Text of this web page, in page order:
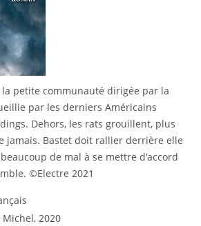
la petite communauté dirigée par la
par les derniers Américains
Dehors, les rats grouillent, plus
jamais. Bastet doit rallier derrière elle
de mal à se mettre d'accord
©Electre 2021
2020